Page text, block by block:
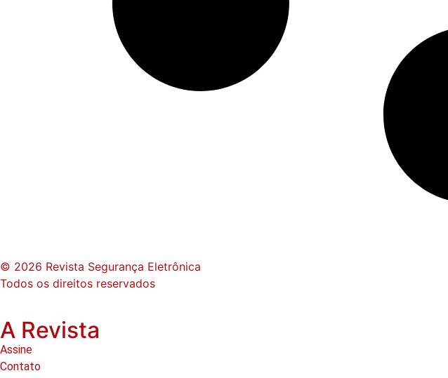
© 2026 Revista Segurança Eletrônica
Todos os direitos reservados
A Revista
Assine
Contato